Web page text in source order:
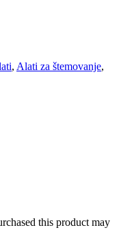
, Alati za štemovanje,
this product may